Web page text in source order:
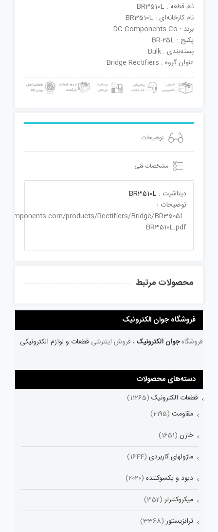
نام قطعه : BR3510L
نام کارخانه‌ای : BR3510L
برند : DC Components Co
پکیج : BR-25L
بسته‌بندی : Bulk
عنوان گروه : Bridge Rectifiers
توضیحات
مشخصات فنی
دیتاشیت : BR3510L
توضیحات :
products/Rectifiers/Bridge/BR3505L-
BR3510L.pdf
محصولات مرتبط
فروشگاه جوان الکترونیک
فروشگاهجوان الکترونیک ، فروش اینترنتی قطعات و لوازم الکترونیکی
دسته‌های محصولات
قطعات الکترونیک (11265)
مقاومت (2195)
خازن (1651)
ماژولهای کاربردی (1644)
دیود و یکسوکننده (2020)
میکروکنترلر (352)
ترانزیستور (3368)